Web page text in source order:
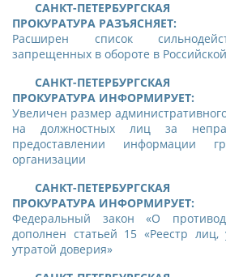
САНКТ-
ПРОКУРАТУРА РАЗЪЯСНЯЕТ:
Расширен список
запрещенных в обороте в
САНКТ-
ПРОКУРАТУРА ИНФОРМИРУЕТ:
Увеличен размер
на должностных лиц за
предоставлении информации
организации
САНКТ-
ПРОКУРАТУРА ИНФОРМИРУЕТ:
Федеральный закон «О
дополнен статьей 15 «Реестр
утратой доверия»